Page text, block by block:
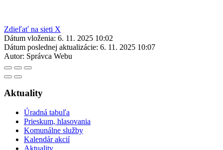
Zdieľať na sieti X
Dátum vloženia: 6. 11. 2025 10:02
Dátum poslednej aktualizácie: 6. 11. 2025 10:07
Autor: Správca Webu
Aktuality
Úradná tabuľa
Prieskum, hlasovania
Komunálne služby
Kalendár akcií
Aktuality